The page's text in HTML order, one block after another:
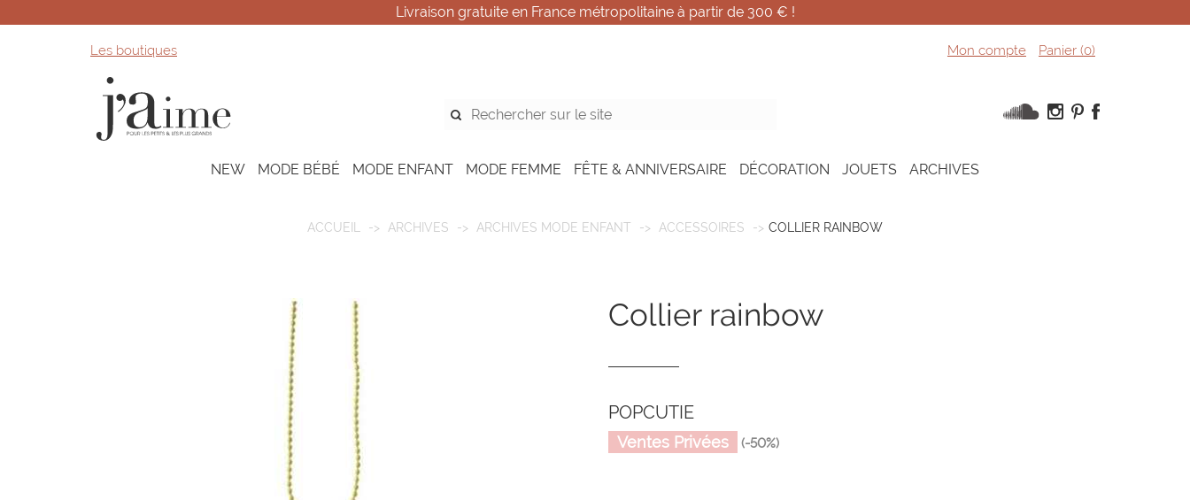
Livraison gratuite en France métropolitaine à partir de 300 € !
Les boutiques Mon compte Panier (0)
NEW MODE BÉBÉ MODE ENFANT MODE FEMME FÊTE & ANNIVERSAIRE DÉCORATION JOUETS ARCHIVES
ACCUEIL ARCHIVES ARCHIVES MODE ENFANT ACCESSOIRES COLLIER RAINBOW
collier rainbow
POPCUTIE
Ventes Privées (-50%)